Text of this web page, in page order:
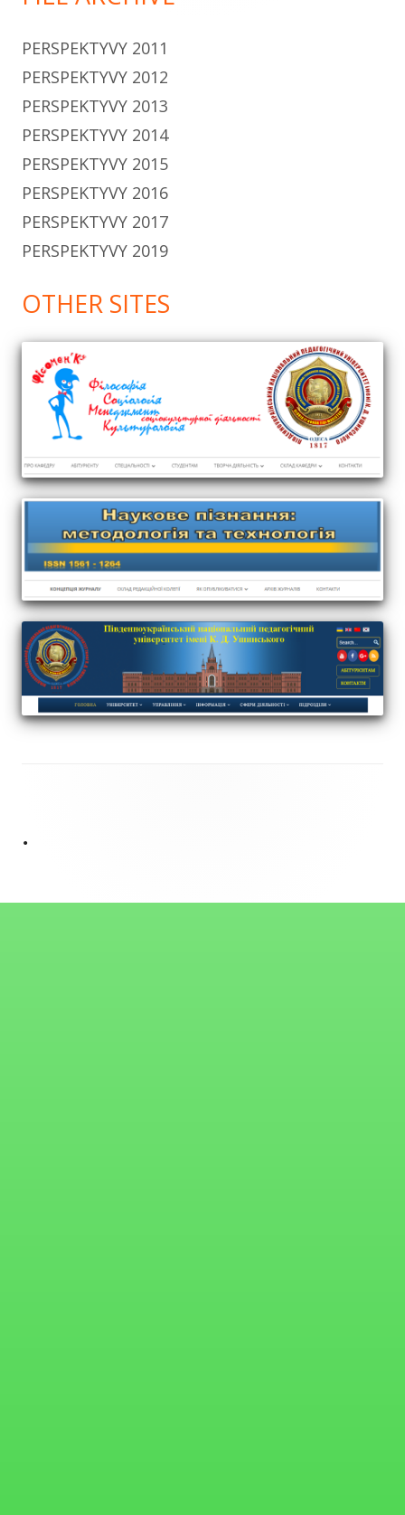
PERSPEKTYVY 2011
PERSPEKTYVY 2012
PERSPEKTYVY 2013
PERSPEKTYVY 2014
PERSPEKTYVY 2015
PERSPEKTYVY 2016
PERSPEKTYVY 2017
PERSPEKTYVY 2019
OTHER SITES
•